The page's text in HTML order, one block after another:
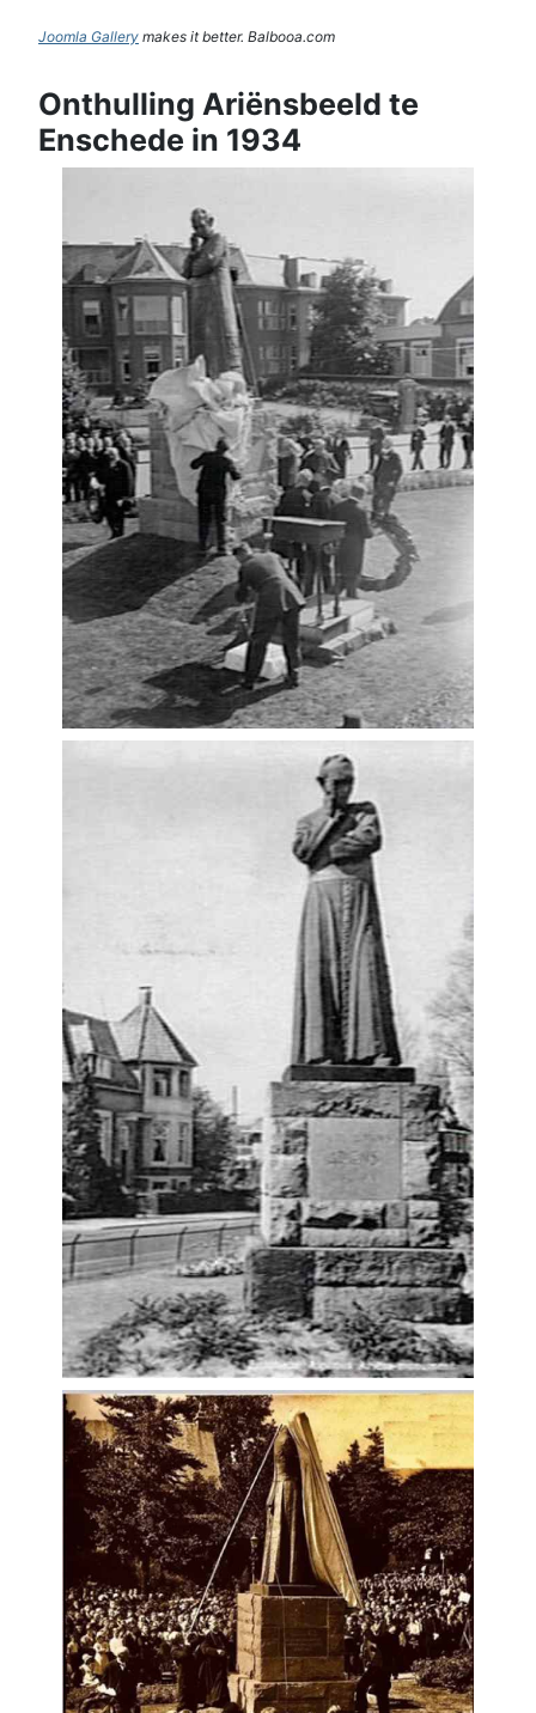
Joomla Gallery makes it better. Balbooa.com
Onthulling Ariënsbeeld te
Enschede in 1934